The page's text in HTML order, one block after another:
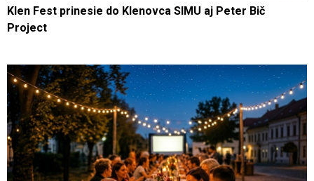
Klen Fest prinesie do Klenovca SIMU aj Peter Bič
Project